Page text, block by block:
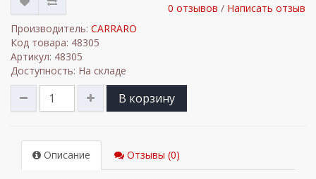
0 отзывов / Написать отзыв
Производитель: CARRARO
Код товара: 48305
Артикул: 48305
Доступность: На складе
В корзину
Описание Отзывы (0)